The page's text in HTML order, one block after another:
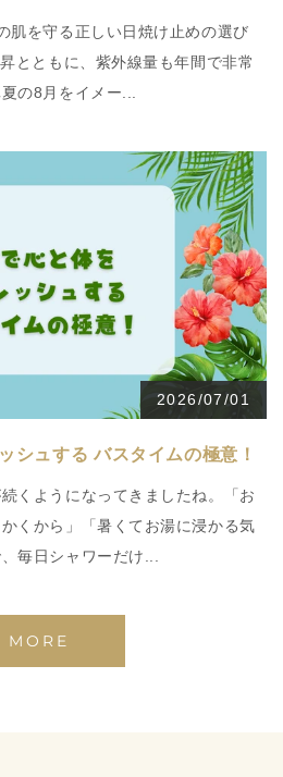
肌を守る正しい日焼け止めの選び
とともに、紫外線量も年間で非常
の8月をイメー...
2026/07/01
シュする バスタイムの極意！
くようになってきましたね。「お
くから」「暑くてお湯に浸かる気
毎日シャワーだけ...
MORE